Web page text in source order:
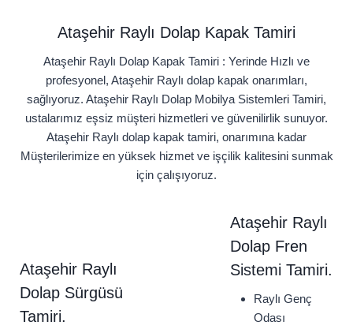
Ataşehir Raylı Dolap Kapak Tamiri
Ataşehir Raylı Dolap Kapak Tamiri : Yerinde Hızlı ve
profesyonel, Ataşehir Raylı dolap kapak onarımları,
sağlıyoruz. Ataşehir Raylı Dolap Mobilya Sistemleri Tamiri,
ustalarımız eşsiz müşteri hizmetleri ve güvenilirlik sunuyor.
Ataşehir Raylı dolap kapak tamiri, onarımına kadar
Müşterilerimize en yüksek hizmet ve işçilik kalitesini sunmak
için çalışıyoruz.
Ataşehir Raylı
Dolap Sürgüsü
Tamiri.
Ataşehir Raylı
Dolap Fren
Sistemi Tamiri.
Raylı Genç
Odası